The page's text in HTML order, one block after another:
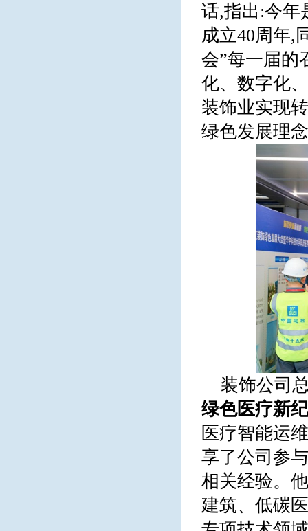
话,指出:今年
成立40周年,
会”每一届的
化、数字化
装饰业实现
绿色发展理
装饰公司
绿色医疗新
医疗智能运
享了公司参
相关经验。
建筑、低碳